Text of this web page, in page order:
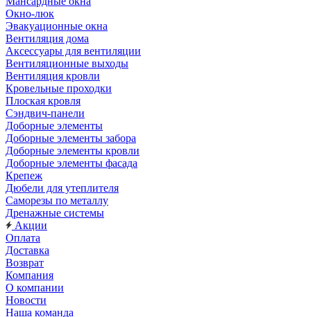
Окно-люк
Эвакуационные окна
Вентиляция дома
Аксессуары для вентиляции
Вентиляционные выходы
Вентиляция кровли
Кровельные проходки
Плоская кровля
Сэндвич-панели
Доборные элементы
Доборные элементы забора
Доборные элементы кровли
Доборные элементы фасада
Крепеж
Дюбели для утеплителя
Саморезы по металлу
Дренажные системы
Акции
Оплата
Доставка
Возврат
Компания
О компании
Новости
Наша команда